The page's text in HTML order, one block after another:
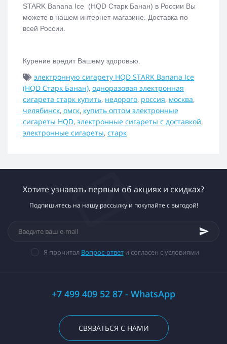
STARK Banana Ice (HQD Старк Банан) в России Вы
можете в нашем интернет-магазине. Доставка по
всей России.
Курение вредит Вашему здоровью.
электронную сигарету HQD STARK Banana Ice
(HQD Старк Банан), одноразовая электронная
сигарета старк купить, недорого, россия, москва,
челябинск, омск, купить оптом электронные
сигареты HQD, электронные сигареты с доставкой,
электронные сигареты, старк
Хотите узнавать первым об акциях и скидках?
Подпишитесь на нашу рассылку и покупайте с выгодой!
Я прочитал Вопрос-ответи согласен с условиями
+7 499 409 52 87 - WhatsApp
СВЯЗАТЬСЯ С НАМИ